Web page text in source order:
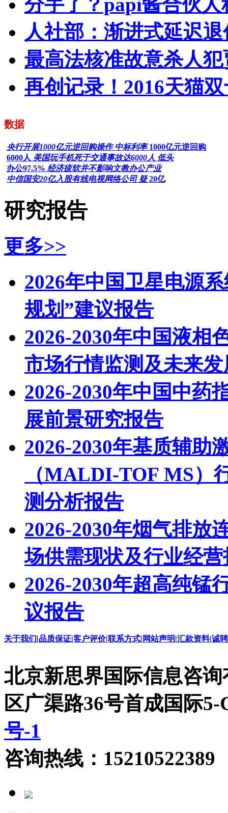
分手了？papi酱合伙
人社部：渐进式延迟
最高法核准故意杀人
再创记录！2016天猫
数据
央行开展1000亿元逆回购操作 中标利率 1000亿元逆回购
6000人 美国玩手机死于交通事故达6000人 低头
办公97.5% 经济疲软并不影响文教办公产业
中信国安20亿入股有线电视网络公司 疑 20亿
研究报告
更多>>
2026年中国卫星电源
规划”建议报告
2026-2030年中国液相
市场行情监测及未来
2026-2030年中国中药
展前景研究报告
2026-2030年基质辅助
（MALDI-TOF MS）
测分析报告
2026-2030年烟气排放
场供需现状及行业经
2026-2030年超高纯锰
议报告
关于我们|品质保证|客户评价|联系方式| 网站声明|汇款资料|诚
北京新思界国际信息咨
区广渠路36号首成国际
号-1
咨询热线：